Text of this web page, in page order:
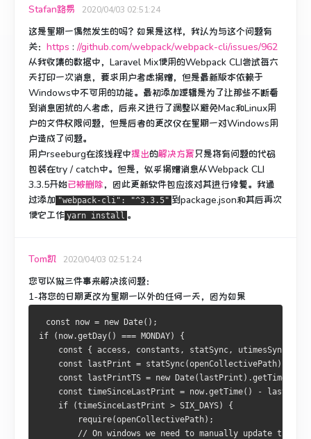
Stafan路易 2020/04/03 02:51:24
这是星期一偶然发生的吗？ 如果是这样，我认为与这个问题有
关： https : //github.com/webpack/webpack-cli/issues/962
从我收集的数据中，Laravel Mix使用的Webpack CLI尝试每六
天打印一次消息，要求用户考虑捐赠，但是最新版本依赖于
Windows中不可用的功能。 最初添加逻辑是为了让那些不断看
到消息困扰的人考虑，后来又进行了调整以避免Mac和Linux用
户的文件权限问题，但是后者的更改仅在星期一对Windows用
户造成了问题。
用户rseeburg在该线程中提出的解决方案只是将有问题的代码
包装在try / catch中。 但是，似乎捐赠消息从Webpack CLI
3.3.5开始已被删除，因此更新软件包应该对其进行修复。 我通
过添加 "webpack-cli": "^3.3.5" 到package.json和其后再次
使它工作 yarn install 。
Tom凯 2020/04/03 02:51:24
您可以做三件事来解决该问题：
1-将您的日期更改为星期一以外的任何一天，因为如果
const now = new Date();
if (now.getDay() === MONDAY) {
const { access, constants, statSync, utimesSync } =
const lastPrint =
    const lastPrintTS = new Date(lastPrint).getTime();
const timeSinceLastPrint = now.getTime() -
    if (timeSinceLastPrint > SIX_DAYS) {
        require(openCollectivePath);
// On windows we need to manually update the